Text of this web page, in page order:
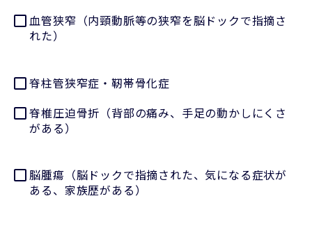
血管狭窄（内頸動脈等の狭窄を脳ドックで指摘さ
れた）
脊柱管狭窄症・靭帯骨化症
脊椎圧迫骨折（背部の痛み、手足の動かしにくさ
がある）
脳腫瘍（脳ドックで指摘された、気になる症状が
ある、家族歴がある）